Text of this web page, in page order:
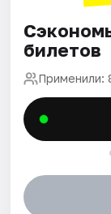
билетов
Применили: